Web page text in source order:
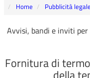
Home Pubblicità legale
Avvisi, bandi e inviti
Fornitura di